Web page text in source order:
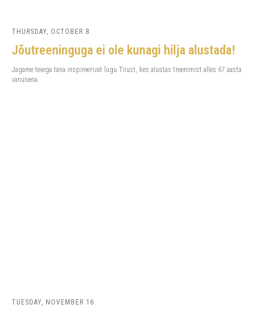
THURSDAY, OCTOBER 8
Jõutreeninguga ei ole kunagi hilja alustada!
Jagame teiega täna inspireerivat lugu Tiiust, kes alustas treenimist alles 67 aasta
vanusena.
TUESDAY, NOVEMBER 16